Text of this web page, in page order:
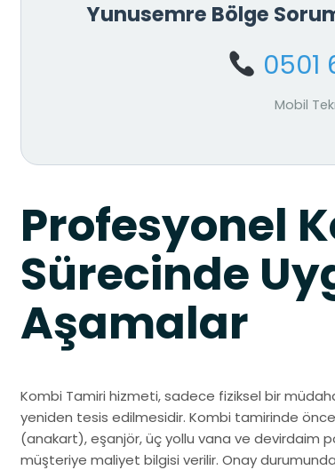
Yunusemre Bölge
0501
Mobil
Profesyonel
Sürecinde
Aşamalar
Kombi Tamiri hizmeti, sadece fiziksel bir
yeniden tesis edilmesidir. Kombi tamirinde
(anakart), eşanjör, üç yollu vana ve devirdaim
müşteriye maliyet bilgisi verilir. Onay